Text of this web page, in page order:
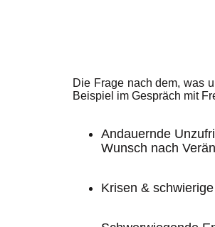
Die Frage nach dem, was
Beispiel im Gespräch mit
Andauernde
Wunsch nach
Krisen &